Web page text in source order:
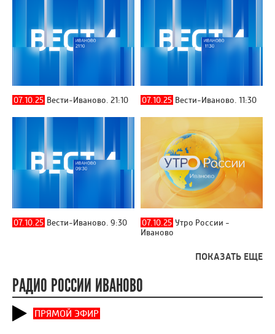
07.10.25 Вести-Иваново. 21:10 07.10.25 Вести-Иваново. 11:30
07.10.25 Вести-Иваново. 9:30 07.10.25 Утро России -
Иваново
ПОКАЗАТЬ ЕЩЕ
РАДИО РОССИИ ИВАНОВО
ПРЯМОЙ ЭФИР